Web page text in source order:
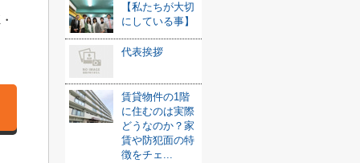
【私たちが大切
にしている事】
代表挨拶
賃貸物件の1階
に住むのは実際
どうなのか？家
賃や防犯面の特
徴をチェ...